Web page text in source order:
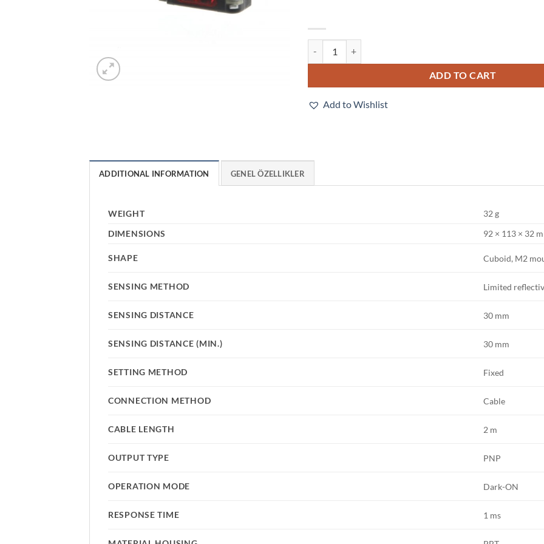
ADD TO CART
Add to Wishlist
ADDITIONAL INFORMATION GENEL ÖZELLIKLER
WEIGHT
32 g
DIMENSIONS
92 × 113 × 32
SHAPE Cuboid, M2
SENSING METHOD Limited
SENSING DISTANCE 30 mm
SENSING DISTANCE (MIN.) 30 mm
SETTING METHOD Fixed
CONNECTION METHOD Cable
CABLE LENGTH 2 m
OUTPUT TYPE PNP
OPERATION MODE Dark-ON
RESPONSE TIME 1 ms